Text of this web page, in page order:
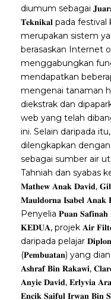
diumum sebagai 𝐉𝐮𝐚𝐫𝐚
𝐓𝐞𝐤𝐧𝐢𝐤𝐚𝐥 pada
merupakan sistem
berasaskan Internet
menggabungkan
mendapatkan
mengenai tanaman
diekstrak dan
web yang telah
ini. Selain daripada
dilengkapkan
sebagai sumber air
Tahniah dan syabas
𝐌𝐚𝐭𝐡𝐞𝐰 𝐀𝐧𝐚𝐤 𝐃𝐚𝐯𝐢𝐝,
𝐌𝐚𝐮𝐥𝐝𝐨𝐫𝐧𝐚 𝐈𝐬𝐚𝐛𝐞𝐥
Penyelia 𝐏𝐮𝐚𝐧 𝐒𝐚𝐟𝐢𝐧𝐚𝐡
𝐊𝐄𝐃𝐔𝐀, projek 𝐀𝐢𝐫
daripada pelajar
(𝐏𝐞𝐦𝐛𝐮𝐚𝐭𝐚𝐧) yang
𝐀𝐬𝐡𝐫𝐚𝐟 𝐁𝐢𝐧 𝐑𝐚𝐤𝐚𝐰𝐢,
𝐀𝐧𝐲𝐢𝐞 𝐃𝐚𝐯𝐢𝐝, 𝐄𝐫𝐥𝐲𝐯𝐢𝐚
𝐄𝐧𝐜𝐢𝐤 𝐒𝐚𝐢𝐟𝐮𝐥 𝐈𝐫𝐰𝐚𝐧